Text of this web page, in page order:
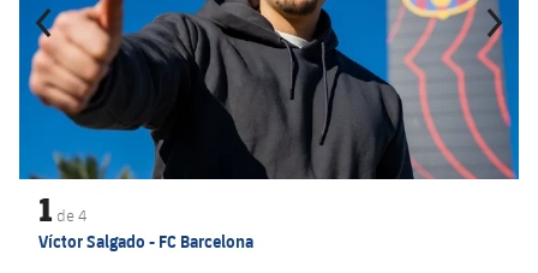
1 de4
Víctor Salgado - FC Barcelona